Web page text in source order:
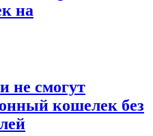
на
не смогут
кошелек без